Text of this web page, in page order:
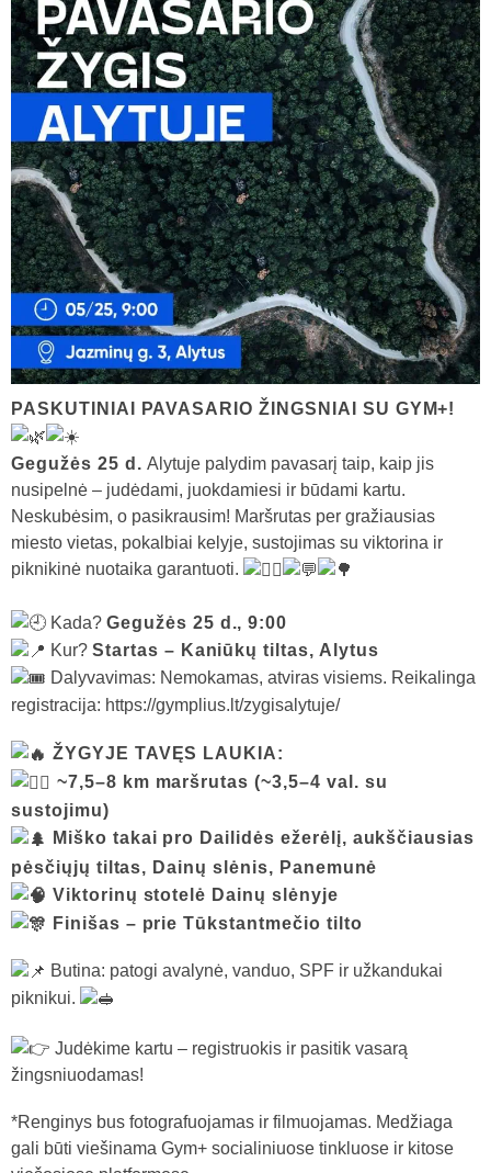
PASKUTINIAI PAVASARIO ŽINGSNIAI SU GYM+!
Gegužės 25 d.Alytuje palydim pavasarį taip, kaip jis
nusipelnė – judėdami, juokdamiesi ir būdami kartu.
Neskubėsim, o pasikrausim! Maršrutas per gražiausias
miesto vietas, pokalbiai kelyje, sustojimas su viktorina ir
piknikinė nuotaika garantuoti.
Kada? Gegužės 25 d., 9:00
Kur? Startas – Kaniūkų tiltas, Alytus
Dalyvavimas: Nemokamas, atviras visiems. Reikalinga
registracija: https://gymplius.lt/zygisalytuje/
ŽYGYJE TAVĘS LAUKIA:
~7,5–8 km maršrutas (~3,5–4 val. su
sustojimu)
Miško takai pro Dailidės ežerėlį, aukščiausias
pėsčiųjų tiltas, Dainų slėnis, Panemunė
Viktorinų stotelė Dainų slėnyje
Finišas – prie Tūkstantmečio tilto
Butina: patogi avalynė, vanduo, SPF ir užkandukai
piknikui.
Judėkime kartu – registruokis ir pasitik vasarą
žingsniuodamas!
*Renginys bus fotografuojamas ir filmuojamas. Medžiaga
gali būti viešinama Gym+ socialiniuose tinkluose ir kitose